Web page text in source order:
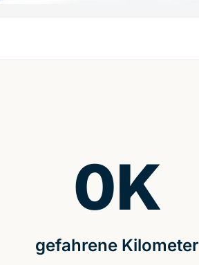
gefahrene Kilometer
0K